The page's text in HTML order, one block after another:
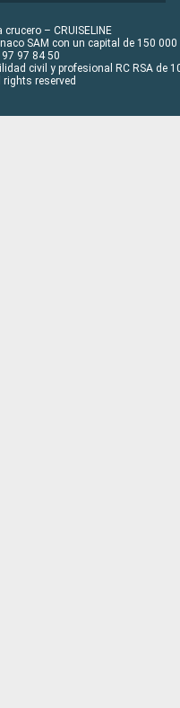
– CRUISELINE
SAM con un capital de 150 000
97 84 50
civil y profesional RC RSA de
rights reserved